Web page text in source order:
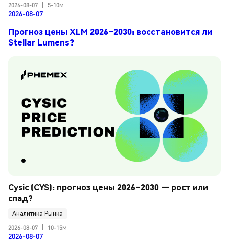
2026-08-07
5-10м
2026-08-07
Прогноз цены XLM 2026–2030: восстановится ли
Stellar Lumens?
Cysic (CYS): прогноз цены 2026–2030 — рост или
спад?
Аналитика Рынка
2026-08-07
10-15м
2026-08-07